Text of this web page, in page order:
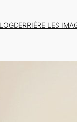
DERRIÈRE LES